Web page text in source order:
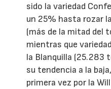
sido la variedad
un 25% hasta rozar
(más de la mitad del
mientras que
la Blanquilla (25.283
su tendencia a la
primera vez por la